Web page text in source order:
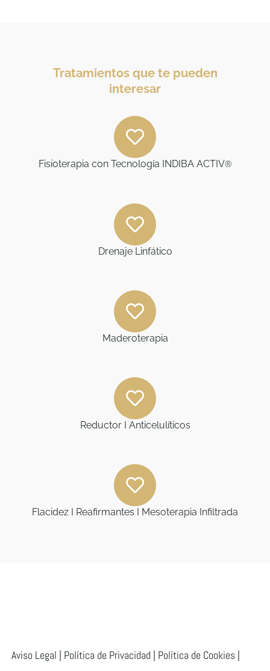
Tratamientos que te pueden
interesar
Fisioterapia con Tecnología INDIBA ACTIV®
Drenaje Linfático
Maderoterapia
Reductor I Anticelulíticos
Flacidez I Reafirmantes I Mesoterapia Infiltrada
Aviso Legal | Política de Privacidad | Política de Cookies|